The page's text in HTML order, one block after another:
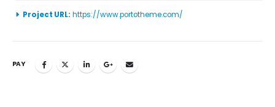
Project URL: https://www.portotheme.com/
PAY